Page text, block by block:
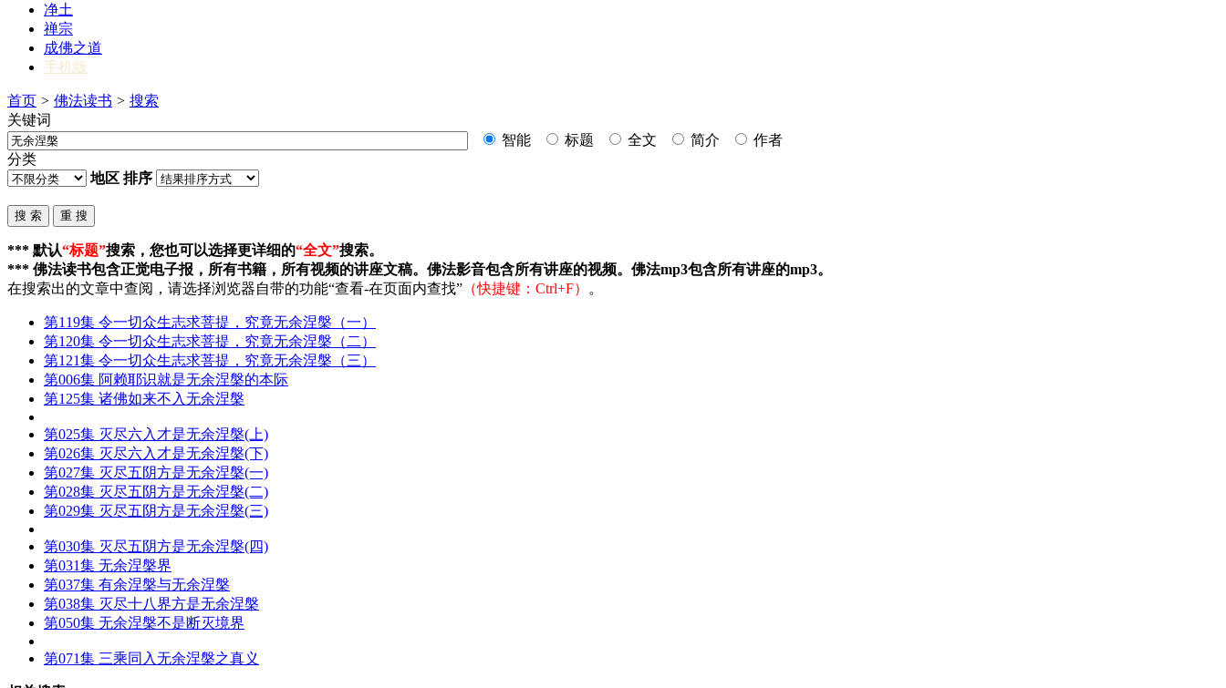
净土
禅宗
成佛之道
手机版
首页 > 佛法读书 > 搜索
关键词
智能
标题 全文 简介
作者
分类
地区 排序
*** 默认“标题”搜索，您也可以选择更详细的“全文”搜索。
*** 佛法读书包含正觉电子报，所有书籍，所有视频的讲座文稿。佛法影音包含所有讲座的视频。佛法mp3包含所有讲座的mp3。
在搜索出的文章中查阅，请选择浏览器自带的功能“查看-在页面内查找” （快捷键：Ctrl+F） 。
第119集 令一切众生志求菩提，究竟无余涅槃 （一）
第120集 令一切众生志求菩提，究竟无余涅槃 （二）
第121集 令一切众生志求菩提，究竟无余涅槃 （三）
第006集 阿赖耶识就是无余涅槃的本际
第125集 诸佛如来不入无余涅槃
第025集 灭尽六入才是无余涅槃(上)
第026集 灭尽六入才是无余涅槃(下)
第027集 灭尽五阴方是无余涅槃(一)
第028集 灭尽五阴方是无余涅槃(二)
第029集 灭尽五阴方是无余涅槃(三)
第030集 灭尽五阴方是无余涅槃(四)
第031集 无余涅槃界
第037集 有余涅槃与无余涅槃
第038集 灭尽十八界方是无余涅槃
第050集 无余涅槃不是断灭境界
第071集 三乘同入无余涅槃之真义